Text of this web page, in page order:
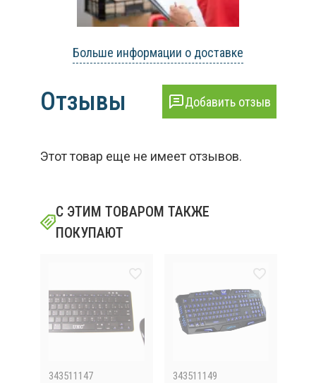
Больше информации о доставке
Отзывы Добавить отзыв
Этот товар еще не имеет отзывов.
С ЭТИМ ТОВАРОМ ТАКЖЕ
ПОКУПАЮТ
343511147
343511149